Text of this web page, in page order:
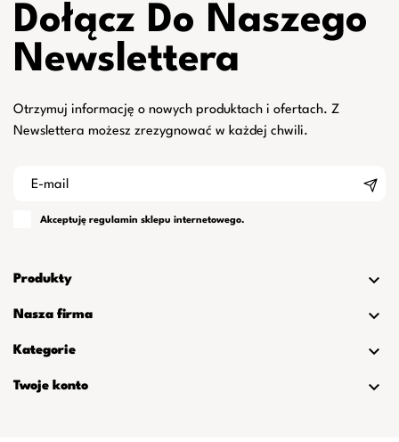
Dołącz Do Naszego
Newslettera
Otrzymuj informację o nowych produktach i ofertach. Z
Newslettera możesz zrezygnować w każdej chwili.
Akceptuję regulamin sklepu internetowego.
Produkty 
Nasza firma 
Kategorie 
Twoje konto 